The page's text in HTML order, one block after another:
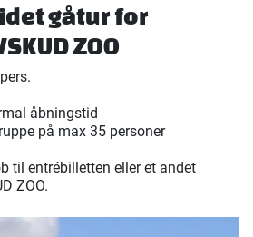
gåtur for
ZOO
åbningstid
på max 35 personer
til entrébilletten eller et andet
ZOO.